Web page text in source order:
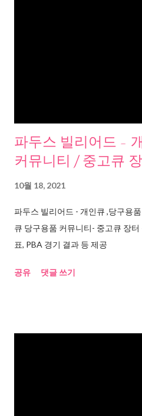
파두스 빌리어드 -
커뮤니티 / 중고큐
10월 18, 2021
파두스 빌리어드 - 개인큐 ,당구용
큐 당구용품 커뮤니티- 중고큐 장
표, PBA 경기 결과 등 제공
공유 댓글 쓰기